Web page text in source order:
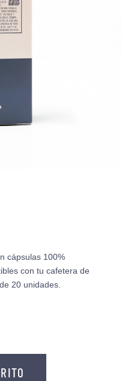
cápsulas 100%
con tu cafetera de
20 unidades.